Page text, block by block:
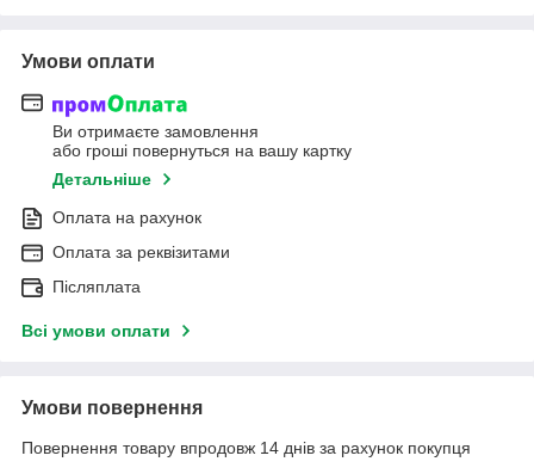
Умови оплати
Ви отримаєте замовлення
або гроші повернуться на вашу картку
Детальніше
Оплата на рахунок
Оплата за реквізитами
Післяплата
Всі умови оплати
Умови повернення
Повернення товару впродовж 14 днів за рахунок покупця